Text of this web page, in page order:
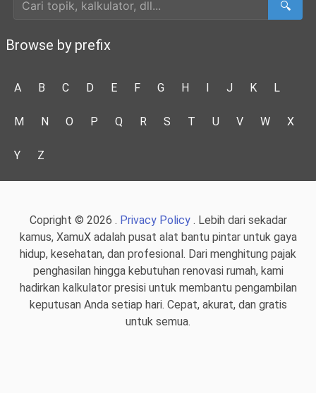
🔍
Browse by prefix
A B C D E F G H I J K L
M N O P Q R S T U V W X
Y Z
Copright © 2026 . Privacy Policy. Lebih dari sekadar
kamus, XamuX adalah pusat alat bantu pintar untuk gaya
hidup, kesehatan, dan profesional. Dari menghitung pajak
penghasilan hingga kebutuhan renovasi rumah, kami
hadirkan kalkulator presisi untuk membantu pengambilan
keputusan Anda setiap hari. Cepat, akurat, dan gratis
untuk semua.